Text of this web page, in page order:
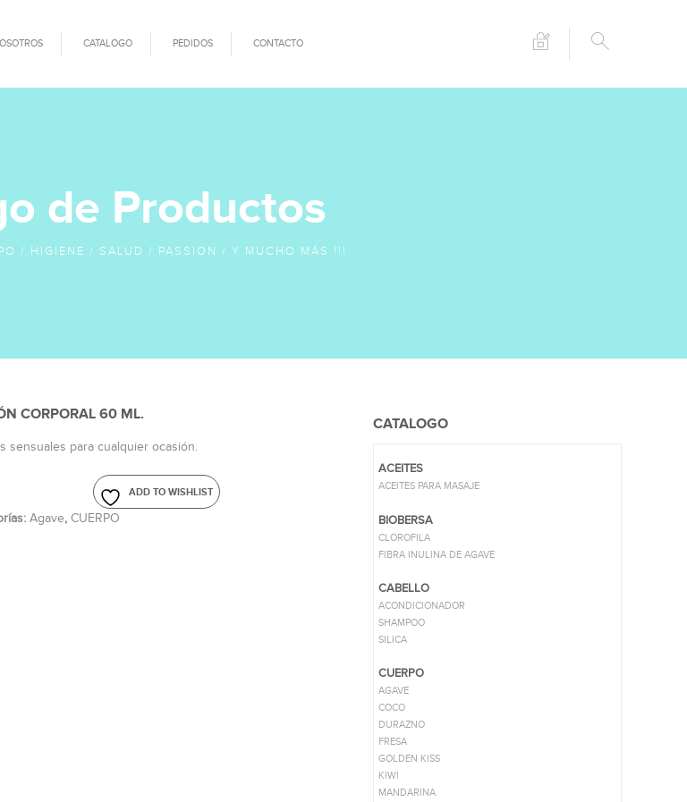
CATALOGO PEDIDOS CONTACTO
de Productos
/ HIGIENE / SALUD / PASSION / Y MUCHO MÁS !!!
CORPORAL 60 ML.
sensuales para cualquier ocasión.
ADD TO WISHLIST
Agave,CUERPO
CATALOGO
ACEITES
ACEITES PARA MASAJE
BIOBERSA
CLOROFILA
FIBRA INULINA DE AGAVE
CABELLO
ACONDICIONADOR
SHAMPOO
SILICA
CUERPO
AGAVE
COCO
DURAZNO
FRESA
GOLDEN KISS
KIWI
MANDARINA